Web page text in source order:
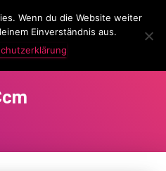
Wenn du die Website weiter
Einverständnis aus.